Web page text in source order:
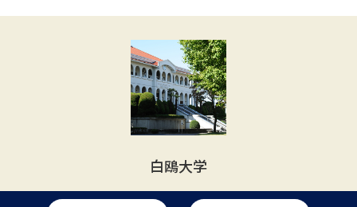
白鴎大学